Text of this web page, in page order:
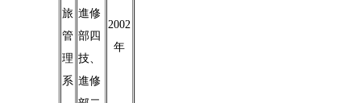
旅
管
理
系
進修
部四
技、
進修
2002
年